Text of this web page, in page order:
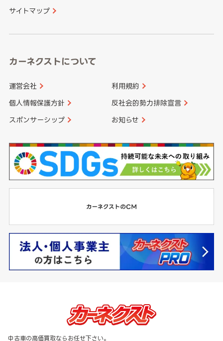
サイトマップ
カーネクストについて
運営会社 利用規約
個人情報保護方針 反社会的勢力排除宣言
スポンサーシップ お知らせ
中古車の高価買取ならお任せ下さい。